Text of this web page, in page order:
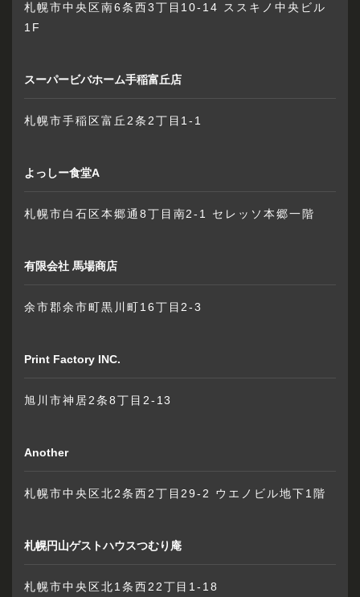
札幌市中央区南6条西3丁目10-14 ススキノ中央ビル
1F
スーパービバホーム手稲富丘店
札幌市手稲区富丘2条2丁目1-1
よっしー食堂A
札幌市白石区本郷通8丁目南2-1 セレッソ本郷一階
有限会社 馬場商店
余市郡余市町黒川町16丁目2-3
Print Factory INC.
旭川市神居2条8丁目2-13
Another
札幌市中央区北2条西2丁目29-2 ウエノビル地下1階
札幌円山ゲストハウスつむり庵
札幌市中央区北1条西22丁目1-18